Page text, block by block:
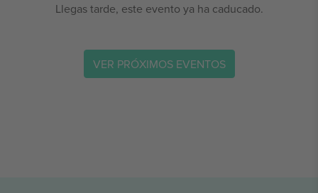
Llegas tarde, este evento ya ha caducado.
VER PRÓXIMOS EVENTOS